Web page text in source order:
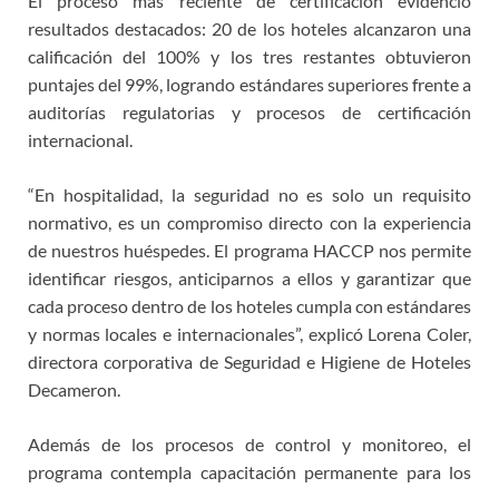
resultados destacados: 20 de los hoteles alcanzaron una
calificación del 100% y los tres restantes obtuvieron
puntajes del 99%, logrando estándares superiores frente a
auditorías regulatorias y procesos de certificación
internacional.
“En hospitalidad, la seguridad no es solo un requisito
normativo, es un compromiso directo con la experiencia
de nuestros huéspedes. El programa HACCP nos permite
identificar riesgos, anticiparnos a ellos y garantizar que
cada proceso dentro de los hoteles cumpla con estándares
y normas locales e internacionales”, explicó Lorena Coler,
directora corporativa de Seguridad e Higiene de Hoteles
Decameron.
Además de los procesos de control y monitoreo, el
programa contempla capacitación permanente para los